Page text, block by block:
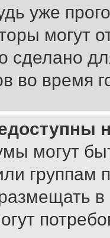
уже
могут
сделано
во время
могут
группам